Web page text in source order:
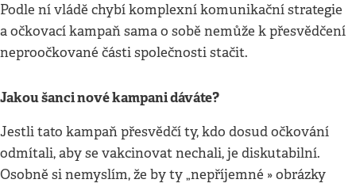
Podle ní vládě chybí komplexní komunikační strategie
a očkovací kampaň sama o sobě nemůže k přesvědčení
neproočkované části společnosti stačit.
Jakou šanci nové kampani dáváte?
Jestli tato kampaň přesvědčí ty, kdo dosud očkování
odmítali, aby se vakcinovat nechali, je diskutabilní.
Osobně si nemyslím, že by ty „nepříjemné » obrázky